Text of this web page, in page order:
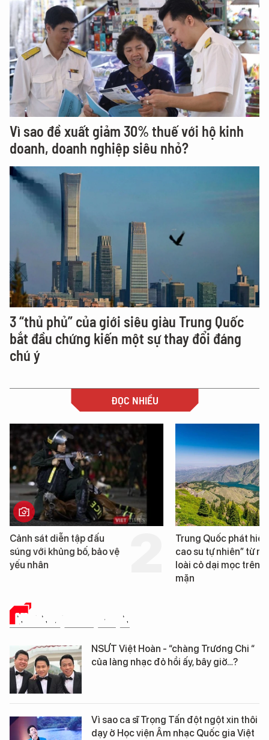
Vì sao đề xuất giảm 30% thuế với hộ kinh
doanh, doanh nghiệp siêu nhỏ?
3 “thủ phủ” của giới siêu giàu Trung Quốc
bắt đầu chứng kiến một sự thay đổi đáng
chú ý
ĐỌC NHIỀU
Trung Quốc phát hiện “mỏ
cao su tự nhiên” từ một
loài cỏ dại mọc trên đất
Loạt dự án bất động
Đà Nẵng sắp bị kiểm
NHÂN VẬT - SỰ KIỆN
NSƯT Việt Hoàn - “chàng Trương Chi “
của làng nhạc đỏ hồi ấy, bây giờ…?
Vì sao ca sĩ Trọng Tấn đột ngột xin thôi
dạy ở Học viện Âm nhạc Quốc gia Việt